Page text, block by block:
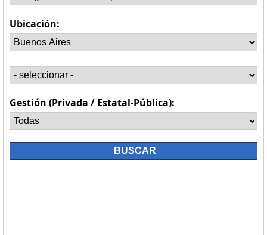
Ubicación:
Gestión (Privada / Estatal-Pública):